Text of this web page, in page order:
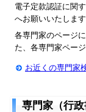
電子定款認証に関
へお願いいたします
各専門家のページ
た、各専門家ペー
お近くの専門家
専門家（行